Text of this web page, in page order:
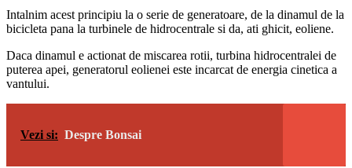
Intalnim acest principiu la o serie de generatoare, de la dinamul de la
bicicleta pana la turbinele de hidrocentrale si da, ati ghicit, eoliene.
Daca dinamul e actionat de miscarea rotii, turbina hidrocentralei de
puterea apei, generatorul eolienei este incarcat de energia cinetica a
vantului.
Vezi si: Despre Bonsai